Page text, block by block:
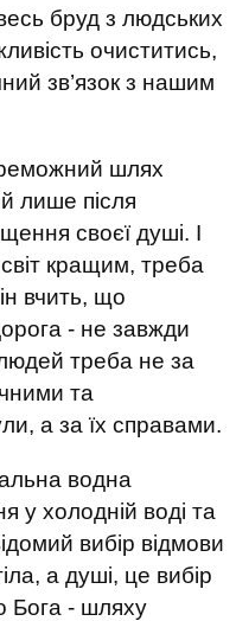
бруд з людських
очиститись,
зв’язок з нашим
шлях
лише після
своєї душі. І
кращим, треба
вчить, що
- не завжди
треба не за
та
а за їх справами.
водна
у холодній воді та
вибір відмови
а душі, це вибір
Бога - шляху